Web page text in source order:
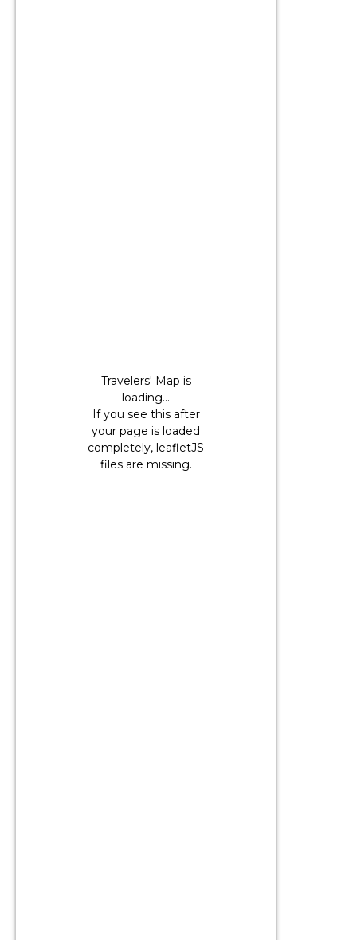
Travelers' Map is
loading...
If you see this after
your page is loaded
completely, leafletJS
files are missing.